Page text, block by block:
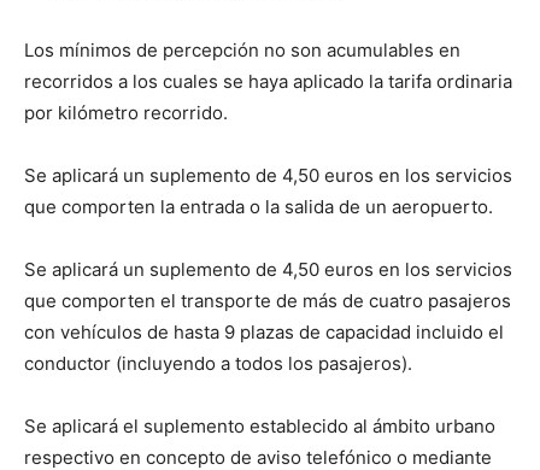
Los mínimos de percepción no son acumulables en
recorridos a los cuales se haya aplicado la tarifa ordinaria
por kilómetro recorrido.
Se aplicará un suplemento de 4,50 euros en los servicios
que comporten la entrada o la salida de un aeropuerto.
Se aplicará un suplemento de 4,50 euros en los servicios
que comporten el transporte de más de cuatro pasajeros
con vehículos de hasta 9 plazas de capacidad incluido el
conductor (incluyendo a todos los pasajeros).
Se aplicará el suplemento establecido al ámbito urbano
respectivo en concepto de aviso telefónico o mediante